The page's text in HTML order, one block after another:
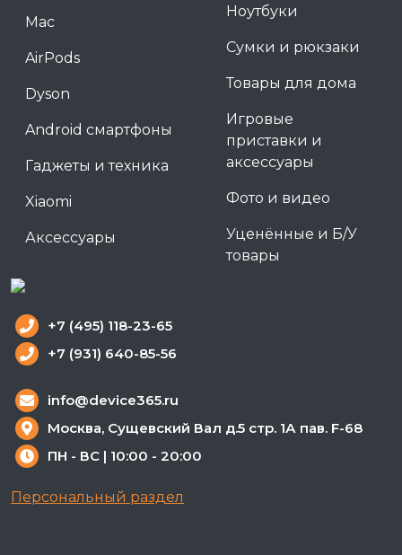
Mac
AirPods
Dyson
Android смартфоны
Гаджеты и техника
Xiaomi
Аксессуары
Ноутбуки
Сумки и рюкзаки
Товары для дома
Игровые
приставки и
аксессуары
Фото и видео
Уценённые и Б/У
товары
+7 (495) 118-23-65
+7 (931) 640-85-56
info@device365.ru
Москва, Сущевский Вал д.5 стр. 1А пав. F-68
ПН - ВС | 10:00 - 20:00
Персональный раздел